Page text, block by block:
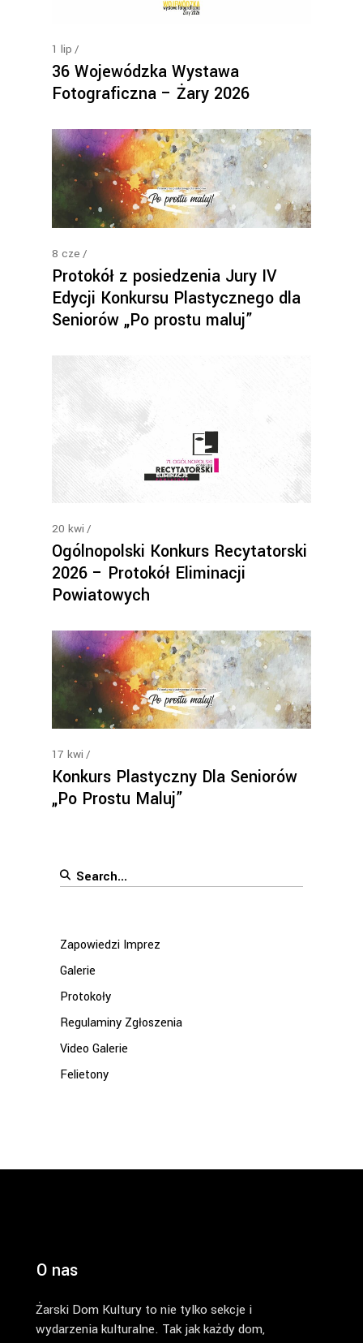
1 lip
36 Wojewódzka Wystawa
Fotograficzna – Żary 2026
8 cze
Protokół z posiedzenia Jury IV
Edycji Konkursu Plastycznego dla
Seniorów „Po prostu maluj”
20 kwi
Ogólnopolski Konkurs Recytatorski
2026 – Protokół Eliminacji
Powiatowych
17 kwi
Konkurs Plastyczny Dla Seniorów
„Po Prostu Maluj”
Search
Zapowiedzi Imprez
Galerie
Protokoły
Regulaminy Zgłoszenia
Video Galerie
Felietony
O nas
Żarski Dom Kultury to nie tylko sekcje i
wydarzenia kulturalne. Tak jak każdy dom,